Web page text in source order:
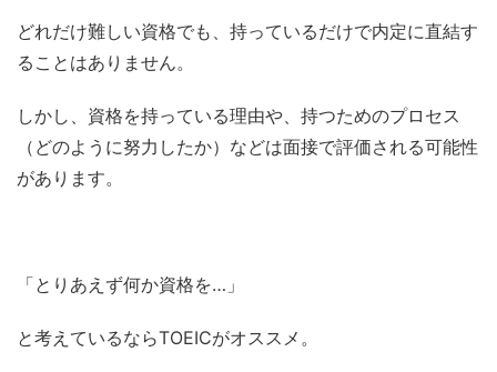
どれだけ難しい資格でも、持っているだけで内定に直結す
ることはありません。
しかし、資格を持っている理由や、持つためのプロセス
（どのように努力したか）などは面接で評価される可能性
があります。
「とりあえず何か資格を…」
と考えているならTOEICがオススメ。